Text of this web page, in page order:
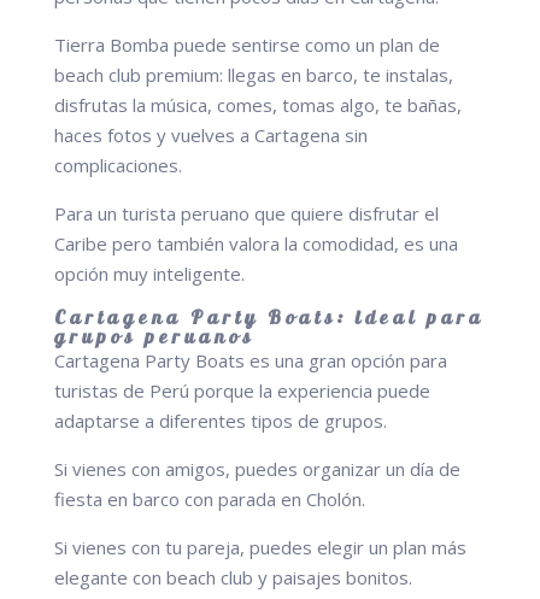
Tierra Bomba puede sentirse como un plan de
beach club premium: llegas en barco, te instalas,
disfrutas la música, comes, tomas algo, te bañas,
haces fotos y vuelves a Cartagena sin
complicaciones.
Para un turista peruano que quiere disfrutar el
Caribe pero también valora la comodidad, es una
opción muy inteligente.
Cartagena Party Boats: ideal para
grupos peruanos
Cartagena Party Boats es una gran opción para
turistas de Perú porque la experiencia puede
adaptarse a diferentes tipos de grupos.
Si vienes con amigos, puedes organizar un día de
fiesta en barco con parada en Cholón.
Si vienes con tu pareja, puedes elegir un plan más
elegante con beach club y paisajes bonitos.